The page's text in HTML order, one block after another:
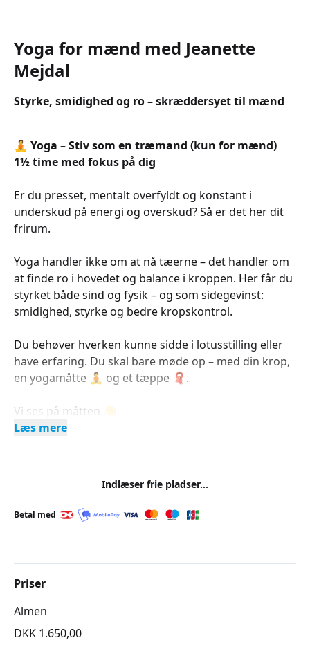
Yoga for mænd med Jeanette
Mejdal
Styrke, smidighed og ro – skræddersyet til mænd
🧘 Yoga – Stiv som en træmand (kun for mænd)
1½ time med fokus på dig
Er du presset, mentalt overfyldt og konstant i
underskud på energi og overskud? Så er det her dit
frirum.
Yoga handler ikke om at nå tæerne – det handler om
at finde ro i hovedet og balance i kroppen. Her får du
styrket både sind og fysik – og som sidegevinst:
smidighed, styrke og bedre kropskontrol.
Du behøver hverken kunne sidde i lotusstilling eller
have erfaring. Du skal bare møde op – med din krop,
en yogamåtte 🧘 og et tæppe 🧣.
Vi ses på måtten 👋
Læs mere
Indlæser frie pladser...
Betal med
Priser
Almen
DKK 1.650,00